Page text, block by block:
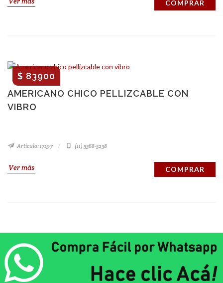
COMPRAR
AMERICANO CHICO PELLIZCABLE CON
VIBRO
$ 83900
Artículo: 1715-7 (11) 5368-5238
Ver más COMPRAR